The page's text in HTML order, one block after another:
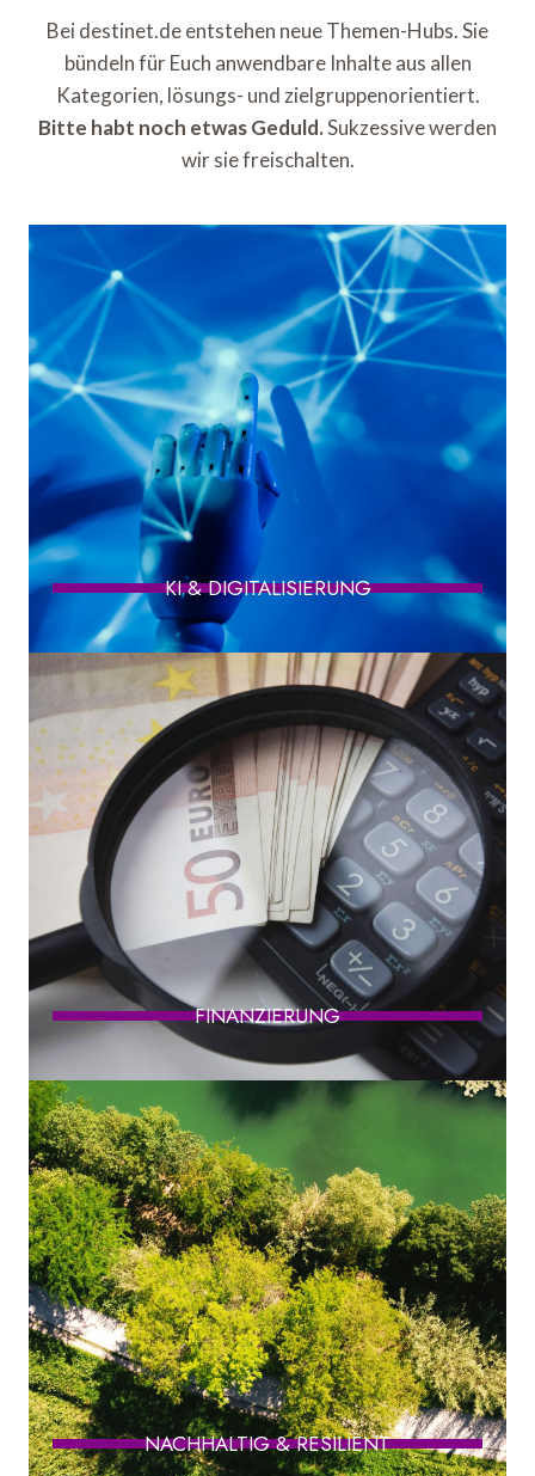
Bei destinet.de entstehen neue Themen-Hubs. Sie
bündeln für Euch anwendbare Inhalte aus allen
Kategorien, lösungs- und zielgruppenorientiert.
Bitte habt noch etwas Geduld.Sukzessive werden
wir sie freischalten.
KI & DIGITALISIERUNG
FINANZIERUNG
NACHHALTIG & RESILIENT